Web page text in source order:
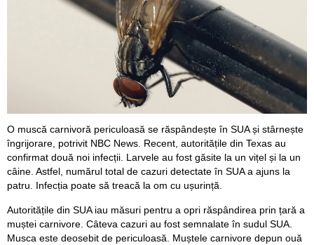
O muscă carnivoră periculoasă se răspândește în SUA și stârnește
îngrijorare, potrivit NBC News. Recent, autoritățile din Texas au
confirmat două noi infecții. Larvele au fost găsite la un vițel și la un
câine. Astfel, numărul total de cazuri detectate în SUA a ajuns la
patru. Infecția poate să treacă la om cu ușurință.
Autoritățile din SUA iau măsuri pentru a opri răspândirea prin țară a
muștei carnivore. Câteva cazuri au fost semnalate în sudul SUA.
Musca este deosebit de periculoasă. Muștele carnivore depun ouă